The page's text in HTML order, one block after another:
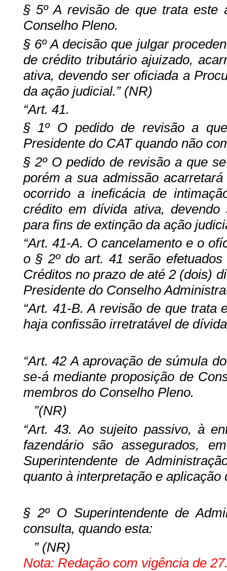
§ 5º A revisão de que trata este
Conselho Pleno.
§ 6º A decisão que julgar
de crédito tributário ajuizado,
ativa, devendo ser oficiada a
da ação judicial.” (NR)
“Art. 41.
§ 1º O pedido de revisão a
Presidente do CAT quando não
§ 2º O pedido de revisão a que
porém a sua admissão
ocorrido a ineficácia de
crédito em dívida ativa,
para fins de extinção da ação
“Art. 41-A. O cancelamento e o
o § 2º do art. 41 serão
Créditos no prazo de até 2 (dois)
Presidente do Conselho
“Art. 41-B. A revisão de que
haja confissão irretratável de
“Art. 42 A aprovação de súmula
se-á mediante proposição de
membros do Conselho Pleno.
”(NR)
“Art. 43. Ao sujeito passivo, à
fazendário são assegurados,
Superintendente de
quanto à interpretação e
§ 2º O Superintendente de
consulta, quando esta:
” (NR)
Nota: Redação com vigência de